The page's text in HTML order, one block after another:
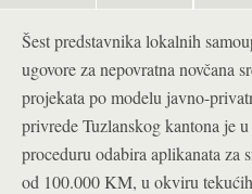
Šest predstavnika lokalnih
ugovore za nepovratna novčana
projekata po modelu javno-
privrede Tuzlanskog kantona je
proceduru odabira aplikanata za
od 100.000 KM, u okviru